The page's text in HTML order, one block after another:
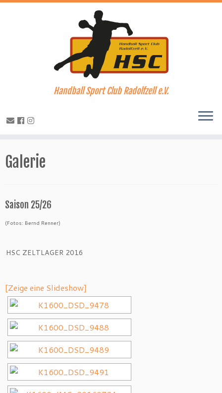
Inhalt
springen
Handball Sport Club Radolfzell e.V.
Galerie
Saison 25/26
(Fotos: Bernd Renner)
HSC ZELTLAGER 2016
[Zeige eine Slideshow]